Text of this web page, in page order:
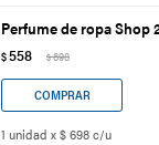
Perfume de ropa Shop
$558 $698
1 unidad x $ 698 c/u